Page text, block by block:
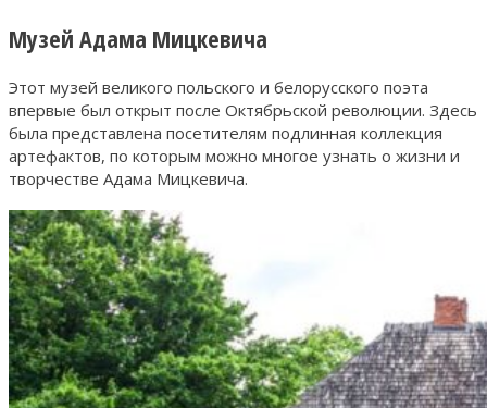
Музей Адама Мицкевича
Этот музей великого польского и белорусского поэта
впервые был открыт после Октябрьской революции. Здесь
была представлена посетителям подлинная коллекция
артефактов, по которым можно многое узнать о жизни и
творчестве Адама Мицкевича.